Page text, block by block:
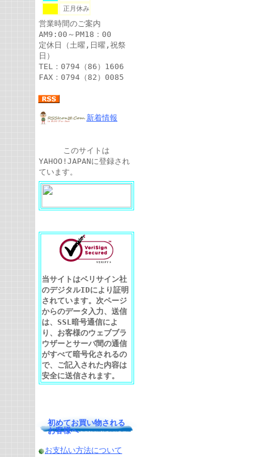
正月休み
営業時間のご案内
AM9:00～PM18：00
定休日（土曜,日曜,祝祭
日）
TEL：0794（86）1606
FAX：0794（82）0085
新着情報
このサイトは
YAHOO!JAPANに登録され
ています。
当サイトはベリサイン社
のデジタルIDにより証明
されています。次ページ
からのデータ入力、送信
は、SSL暗号通信によ
り、お客様のウェブブラ
ウザーとサーバ間の通信
がすべて暗号化されるの
で、ご記入された内容は
安全に送信されます。
初めてお買い物される
お客様へ
お支払い方法について